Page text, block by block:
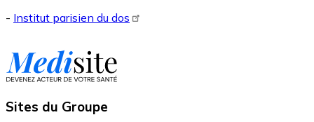
- Institut parisien du dos
Sites du Groupe